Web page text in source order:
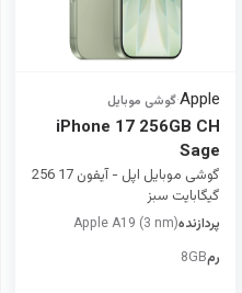
Apple
·گوشی موبایل
iPhone 17 256GB CH
Sage
گوشی موبایل اپل - آیفون 17 256
گیگابایت سبز
پردازندهApple A19 (3 nm)
رم8GB